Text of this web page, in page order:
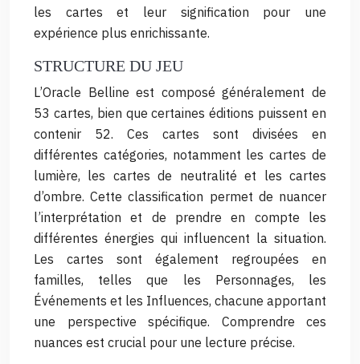
les cartes et leur signification pour une
expérience plus enrichissante.
STRUCTURE DU JEU
L’Oracle Belline est composé généralement de
53 cartes, bien que certaines éditions puissent en
contenir 52. Ces cartes sont divisées en
différentes catégories, notamment les cartes de
lumière, les cartes de neutralité et les cartes
d’ombre. Cette classification permet de nuancer
l’interprétation et de prendre en compte les
différentes énergies qui influencent la situation.
Les cartes sont également regroupées en
familles, telles que les Personnages, les
Événements et les Influences, chacune apportant
une perspective spécifique. Comprendre ces
nuances est crucial pour une lecture précise.